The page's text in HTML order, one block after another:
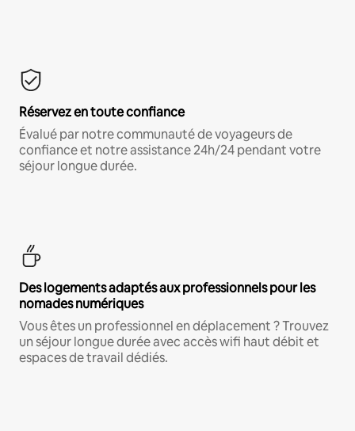
Réservez en toute confiance
Évalué par notre communauté de voyageurs de
confiance et notre assistance 24h/24 pendant votre
séjour longue durée.
Des logements adaptés aux professionnels pour les
nomades numériques
Vous êtes un professionnel en déplacement ? Trouvez
un séjour longue durée avec accès wifi haut débit et
espaces de travail dédiés.